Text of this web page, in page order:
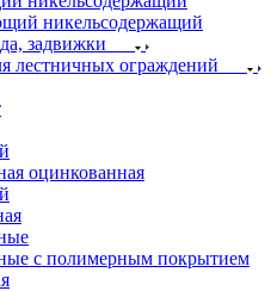
никельсодержащий
задвижки
лестничных ограждений
оцинкованная
с полимерным покрытием